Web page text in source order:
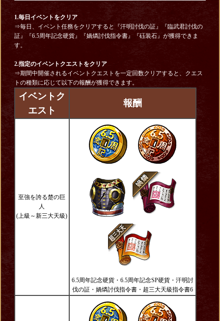
1.毎日イベントをクリア
⇒毎日、イベント任務をクリアすると『汗明討伐の証』『臨武君討伐の
証』『6.5周年記念硬貨』『媧燐討伐指令書』『砡装石』が獲得できま
す。
2.指定のイベントクエストをクリア
⇒期間中開催されるイベントクエストを一定回数クリアすると、クエス
トの種類に応じて以下の報酬が獲得できます。
イベントク
エスト
報酬
至強を誇る楚の巨
人
(上級～新三大天級)
6.5周年記念硬貨・6.5周年記念SP硬貨・汗明討
伐の証・媧燐討伐指令書・超三大天級指令書6